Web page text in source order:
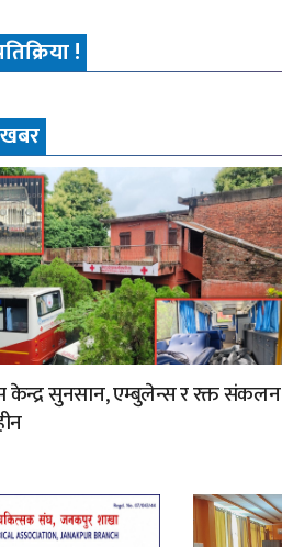
!
केन्द्र सुनसान, एम्बुलेन्स र रक्त संकलन